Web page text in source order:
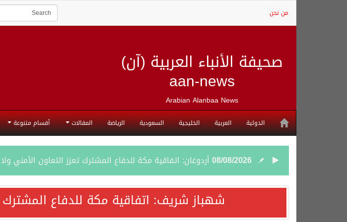
من نحن
صحيفة الأنباء العربية (آن)
aan-news
Arabian Alanbaa News
الدولية العربية الخليجية السعودية الرياضة المقالات أقسام متنوعة
08/08/2026 أردوغان: اتفاقية مكة للدفاع المشترك تعزز التعاون الأمني
08/08/2026سمو وزير الخارجية : اتفاقية مكة تعكس الإرادة السياسية
شهباز شريف: اتفاقية مكة للدفاع